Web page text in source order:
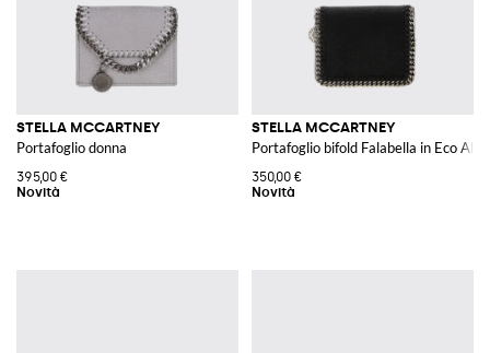
STELLA MCCARTNEY
Portafoglio donna
395,00 €
STELLA MCCARTNEY
Portafoglio bifold Falabella in Eco
350,00 €